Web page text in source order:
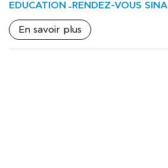
EDUCATION RENDEZ-VOUS SINA
En savoir plus